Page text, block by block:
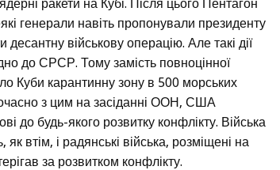
ракети на Кубі. Після цього Пентагон
генерали навіть пропонували президенту
військову операцію. Але такі дії
до СРСР. Тому замість повноцінної
Куби карантинну зону в 500 морських
з цим на засіданні ООН, США
до будь-якого розвитку конфлікту. Війська
втім, і радянські війська, розміщені на
за розвитком конфлікту.